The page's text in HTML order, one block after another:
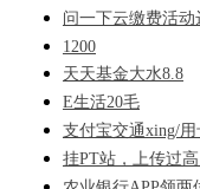
问一下云缴费活动
1200
天天基金大水8.8
E生活20毛
支付宝交通xing/
挂PT站，上传过